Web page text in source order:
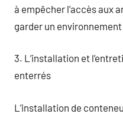
à empêcher l’accès aux
garder un
3. L’installation et
enterrés
L’installation de